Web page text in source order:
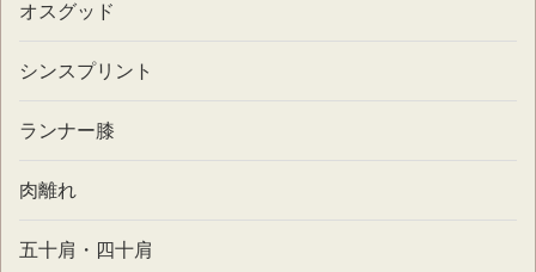
オスグッド
シンスプリント
ランナー膝
肉離れ
五十肩・四十肩